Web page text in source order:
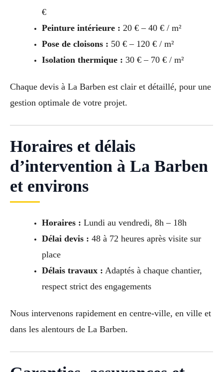
€
Peinture intérieure : 20 € – 40 € / m²
Pose de cloisons : 50 € – 120 € / m²
Isolation thermique : 30 € – 70 € / m²
Chaque devis à La Barben est clair et détaillé, pour une
gestion optimale de votre projet.
Horaires et délais
d’intervention à La Barben
et environs
Horaires : Lundi au vendredi, 8h – 18h
Délai devis : 48 à 72 heures après visite sur
place
Délais travaux : Adaptés à chaque chantier,
respect strict des engagements
Nous intervenons rapidement en centre-ville, en ville et
dans les alentours de La Barben.